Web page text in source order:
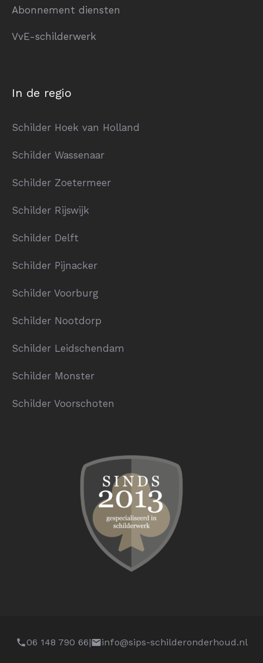
Abonnement diensten
VvE-schilderwerk
In de regio
Schilder Hoek van Holland
Schilder Wassenaar
Schilder Zoetermeer
Schilder Rijswijk
Schilder Delft
Schilder Pijnacker
Schilder Voorburg
Schilder Nootdorp
Schilder Leidschendam
Schilder Monster
Schilder Voorschoten
06 148 790 66| info@sips-schilderonderhoud.nl